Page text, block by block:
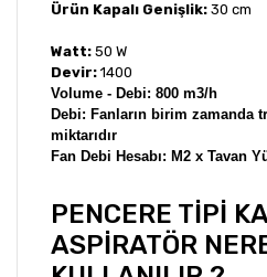
Ürün Kapalı Genişlik: 30 cm
Watt: 50 W
Devir: 1400
Volume - Debi: 800 m3/h
Debi: Fanların birim zamanda
miktarıdır
Fan Debi Hesabı: M2 x Tavan
PENCERE TİPİ
ASPİRATÖR